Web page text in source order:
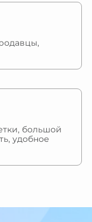
большой
удобное